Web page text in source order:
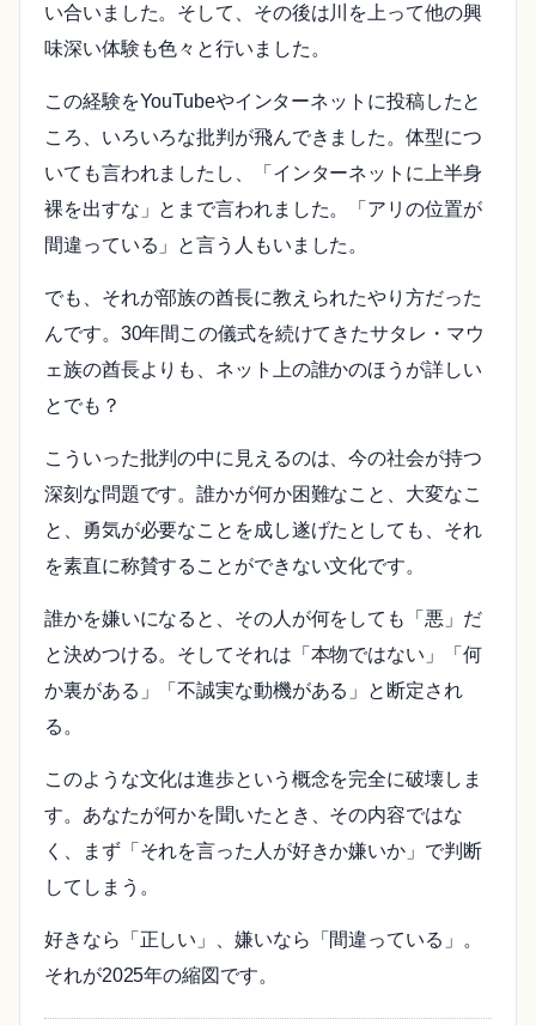
い合いました。そして、その後は川を上って他の興
味深い体験も色々と行いました。
この経験をYouTubeやインターネットに投稿したと
ころ、いろいろな批判が飛んできました。体型につ
いても言われましたし、「インターネットに上半身
裸を出すな」とまで言われました。「アリの位置が
間違っている」と言う人もいました。
でも、それが部族の酋長に教えられたやり方だった
んです。30年間この儀式を続けてきたサタレ・マウ
ェ族の酋長よりも、ネット上の誰かのほうが詳しい
とでも？
こういった批判の中に見えるのは、今の社会が持つ
深刻な問題です。誰かが何か困難なこと、大変なこ
と、勇気が必要なことを成し遂げたとしても、それ
を素直に称賛することができない文化です。
誰かを嫌いになると、その人が何をしても「悪」だ
と決めつける。そしてそれは「本物ではない」「何
か裏がある」「不誠実な動機がある」と断定され
る。
このような文化は進歩という概念を完全に破壊しま
す。あなたが何かを聞いたとき、その内容ではな
く、まず「それを言った人が好きか嫌いか」で判断
してしまう。
好きなら「正しい」、嫌いなら「間違っている」。
それが2025年の縮図です。